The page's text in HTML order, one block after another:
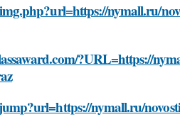
nymall.ru/
?URL=https://
nymall.ru/